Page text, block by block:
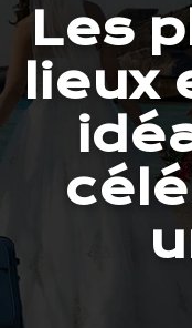
Les
lieux